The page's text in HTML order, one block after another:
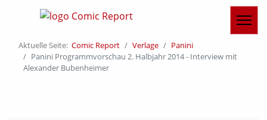
Aktuelle Seite: Comic Report Verlage
Panini
Panini Programmvorschau 2. Halbjahr 2014 - Interview mit
Alexander Bubenheimer